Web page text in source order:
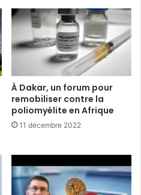
À Dakar, un forum pour
remobiliser contre la
poliomyélite en Afrique
11 décembre 2022